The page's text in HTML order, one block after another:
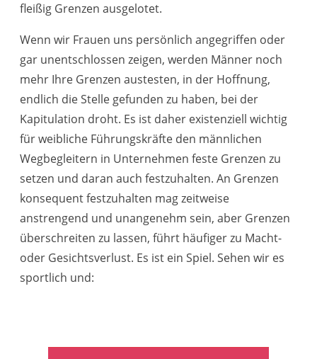
fleißig Grenzen ausgelotet.
Wenn wir Frauen uns persönlich angegriffen oder
gar unentschlossen zeigen, werden Männer noch
mehr Ihre Grenzen austesten, in der Hoffnung,
endlich die Stelle gefunden zu haben, bei der
Kapitulation droht. Es ist daher existenziell wichtig
für weibliche Führungskräfte den männlichen
Wegbegleitern in Unternehmen feste Grenzen zu
setzen und daran auch festzuhalten. An Grenzen
konsequent festzuhalten mag zeitweise
anstrengend und unangenehm sein, aber Grenzen
überschreiten zu lassen, führt häufiger zu Macht-
oder Gesichtsverlust. Es ist ein Spiel. Sehen wir es
sportlich und: